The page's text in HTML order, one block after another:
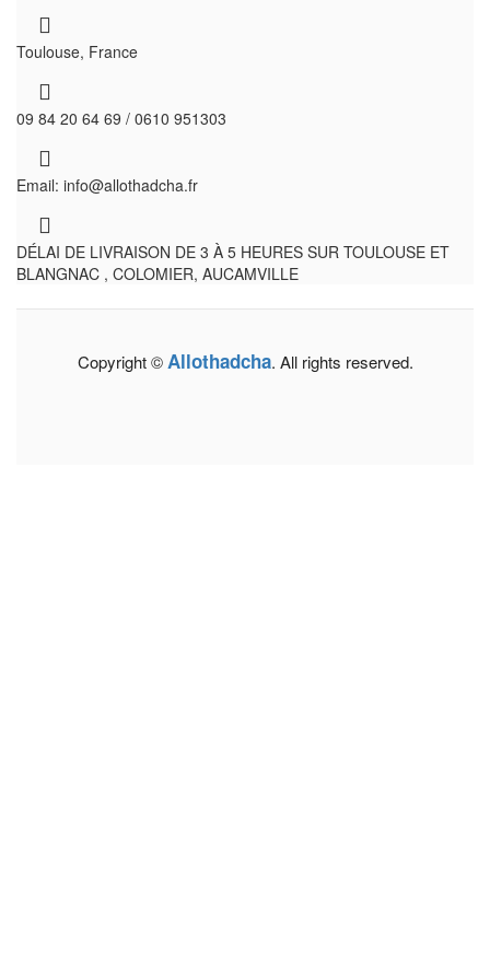
Toulouse, France
09 84 20 64 69 / 0610 951303
Email: info@allothadcha.fr
DÉLAI DE LIVRAISON DE 3 À 5 HEURES SUR TOULOUSE ET
BLANGNAC , COLOMIER, AUCAMVILLE
Copyright ©Allothadcha. All rights reserved.